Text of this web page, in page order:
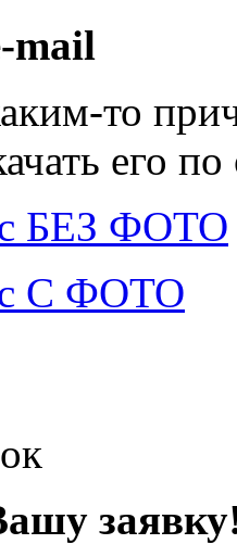
mail
то
его
БЕЗ ФОТО
С ФОТО